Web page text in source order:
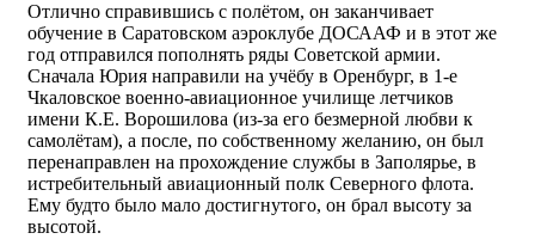
Отлично справившись с полётом, он заканчивает
обучение в Саратовском аэроклубе ДОСААФ и в этот же
год отправился пополнять ряды Советской армии.
Сначала Юрия направили на учёбу в Оренбург, в 1-е
Чкаловское военно-авиационное училище летчиков
имени К.Е. Ворошилова (из-за его безмерной любви к
самолётам), а после, по собственному желанию, он был
перенаправлен на прохождение службы в Заполярье, в
истребительный авиационный полк Северного флота.
Ему будто было мало достигнутого, он брал высоту за
высотой.